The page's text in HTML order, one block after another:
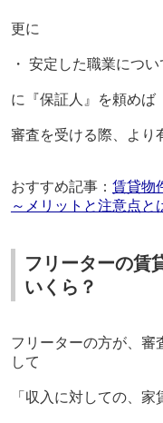
更に
・ 安定した職業につ
に『保証人』を頼めば
審査を受ける際、より
おすすめ記事： 賃貸物
～メリットと注意点と
フリーターの
いくら？
フリーターの方が、審
して
「収入に対しての、家